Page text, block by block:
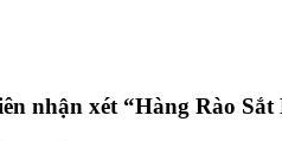
nhận xét “Hàng Rào